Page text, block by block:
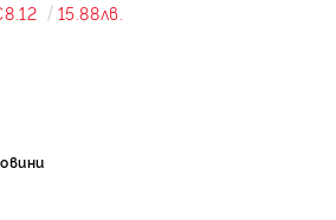
15.88лв.